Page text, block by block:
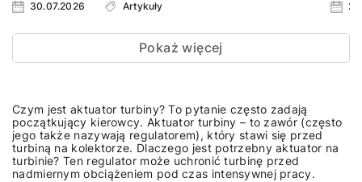
30.07.2026 Artykuły
Pokaż więcej
Czym jest aktuator turbiny? To pytanie często zadają
początkujący kierowcy. Aktuator turbiny – to zawór (często
jego także nazywają regulatorem), który stawi się przed
turbiną na kolektorze. Dlaczego jest potrzebny aktuator na
turbinie? Ten regulator może uchronić turbinę przed
nadmiernym obciążeniem pod czas intensywnej pracy.